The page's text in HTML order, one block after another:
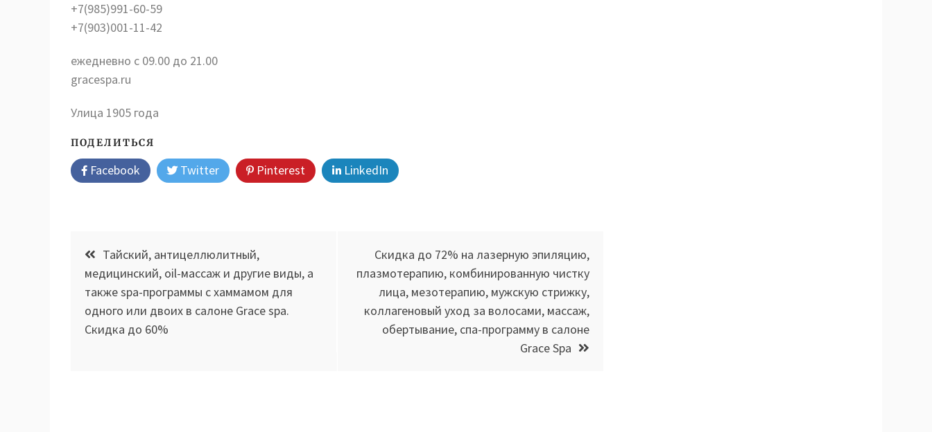
+7(985)991-60-59
+7(903)001-11-42
ежедневно с 09.00 до 21.00
gracespa.ru
Улица 1905 года
ПОДЕЛИТЬСЯ
Facebook Twitter Pinterest LinkedIn
Навигация
по
записям
Тайский, антицеллюлитный,
медицинский, oil-массаж и другие виды, а
также spa-программы с хаммамом для
одного или двоих в салоне Grace spa.
Скидка до 60%
Скидка до 72% на лазерную эпиляцию,
плазмотерапию, комбинированную чистку
лица, мезотерапию, мужскую стрижку,
коллагеновый уход за волосами, массаж,
обертывание, спа-программу в салоне
Grace Spa